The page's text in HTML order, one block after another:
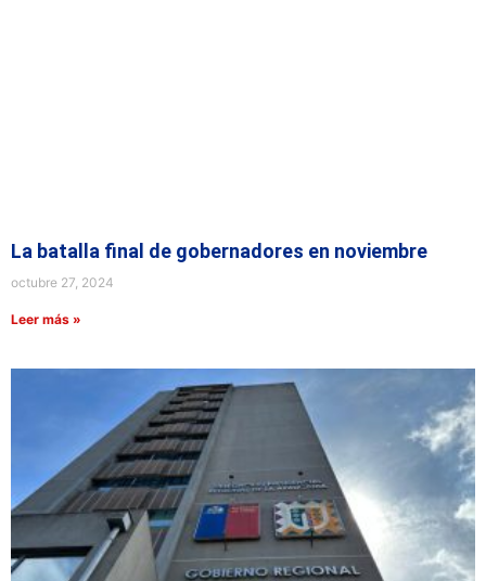
La batalla final de gobernadores en noviembre
octubre 27, 2024
Leer más »